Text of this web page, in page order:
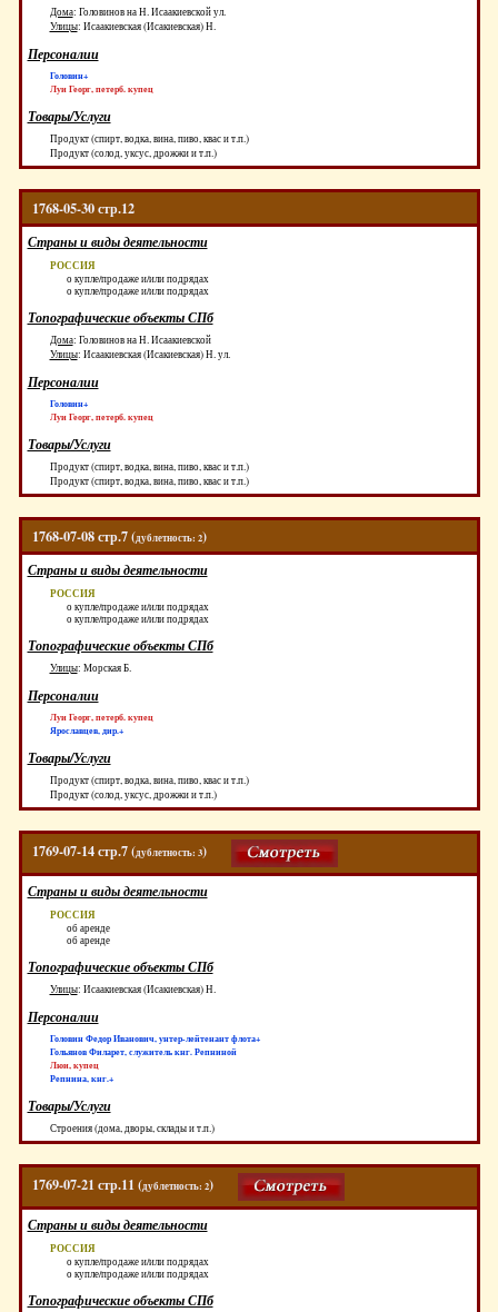
Дома: Головинов на Н. Исаакиевской ул.
Улицы: Исаакиевская (Исакиевская) Н.
Персоналии
Головин+
Луи Георг, петерб. купец
Товары/Услуги
Продукт (спирт, водка, вина, пиво, квас и т.п.)
Продукт (солод, уксус, дрожжи и т.п.)
1768-05-30 стр.12
Страны и виды деятельности
РОССИЯ
о купле/продаже и/или подрядах
о купле/продаже и/или подрядах
Топографические объекты СПб
Дома: Головинов на Н. Исаакиевской
Улицы: Исаакиевская (Исакиевская) Н. ул.
Персоналии
Головин+
Луи Георг, петерб. купец
Товары/Услуги
Продукт (спирт, водка, вина, пиво, квас и т.п.)
Продукт (спирт, водка, вина, пиво, квас и т.п.)
1768-07-08 стр.7 (дублетность: 2)
Страны и виды деятельности
РОССИЯ
о купле/продаже и/или подрядах
о купле/продаже и/или подрядах
Топографические объекты СПб
Улицы: Морская Б.
Персоналии
Луи Георг, петерб. купец
Ярославцев, дир.+
Товары/Услуги
Продукт (спирт, водка, вина, пиво, квас и т.п.)
Продукт (солод, уксус, дрожжи и т.п.)
1769-07-14 стр.7 (дублетность: 3)
Страны и виды деятельности
РОССИЯ
об аренде
об аренде
Топографические объекты СПб
Улицы: Исаакиевская (Исакиевская) Н.
Персоналии
Головин Федор Иванович, унтер-лейтенант флота+
Гольянов Филарет, служитель кнг. Репниной
Люи, купец
Репнина, кнг.+
Товары/Услуги
Строения (дома, дворы, склады и т.п.)
1769-07-21 стр.11 (дублетность: 2)
Страны и виды деятельности
РОССИЯ
о купле/продаже и/или подрядах
о купле/продаже и/или подрядах
Топографические объекты СПб